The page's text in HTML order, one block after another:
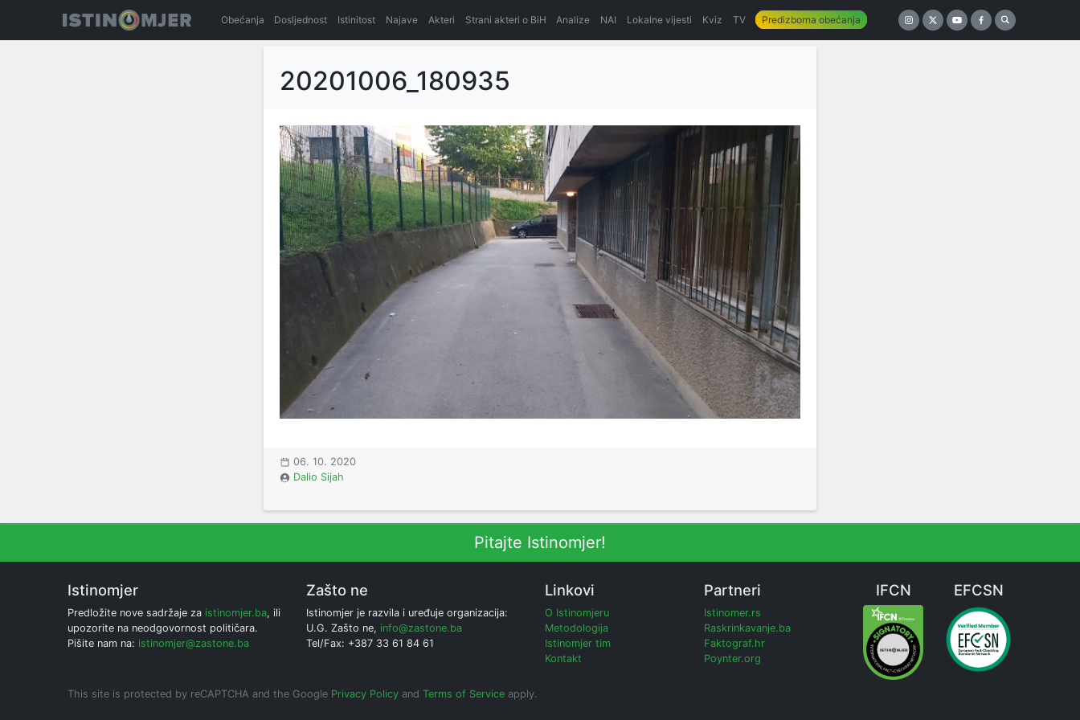
Obećanja Dosljednost Istinitost Najave Akteri Strani akteri o BiH Analize NAI Lokalne vijesti Kviz TV Predizborna obećanja
20201006_180935
06. 10. 2020
Dalio Sijah
Pitajte Istinomjer!
Istinomjer
Predložite nove sadržaje za istinomjer.ba, ili
upozorite na neodgovornost političara.
Pišite nam na: istinomjer@zastone.ba
Zašto ne
Istinomjer je razvila i uređuje organizacija:
U.G. Zašto ne, info@zastone.ba
Tel/Fax: +387 33 61 84 61
Linkovi
O Istinomjeru
Metodologija
Istinomjer tim
Kontakt
Partneri
Istinomer.rs
Raskrinkavanje.ba
Faktograf.hr
Poynter.org
IFCN EFCSN
This site is protected by reCAPTCHA and the Google Privacy Policy and Terms of Service apply.